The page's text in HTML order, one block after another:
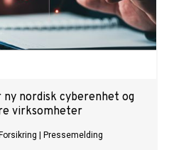
nordisk cyberenhet og
virksomheter
Pressemelding